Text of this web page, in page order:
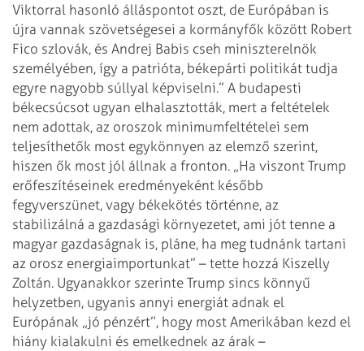
Viktorral hasonló álláspontot oszt, de Európában is
újra vannak szövetségesei a kormányfők között Robert
Fico szlovák, és Andrej Babis cseh miniszterelnök
személyében, így a patrióta, békepárti politikát tudja
egyre nagyobb súllyal képviselni.” A budapesti
békecsúcsot ugyan elhalasztották, mert a feltételek
nem adottak, az oroszok minimumfeltételei sem
teljesíthetők most egykönnyen az elemző szerint,
hiszen ők most jól állnak a fronton. „Ha viszont Trump
erőfeszítéseinek eredményeként később
fegyverszünet, vagy békekötés történne, az
stabilizálná a gazdasági környezetet, ami jót tenne a
magyar gazdaságnak is, pláne, ha meg tudnánk tartani
az orosz energiaimportunkat” – tette hozzá Kiszelly
Zoltán. Ugyanakkor szerinte Trump sincs könnyű
helyzetben, ugyanis annyi energiát adnak el
Európának „jó pénzért”, hogy most Amerikában kezd el
hiány kialakulni és emelkednek az árak –